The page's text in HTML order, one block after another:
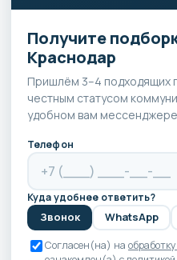
Получите
Краснодар
Пришлём 3–4 подходящих
честным статусом
удобном вам мессенджере.
Телефон
Куда удобнее ответить?
Звонок WhatsApp
Согласен(на) на